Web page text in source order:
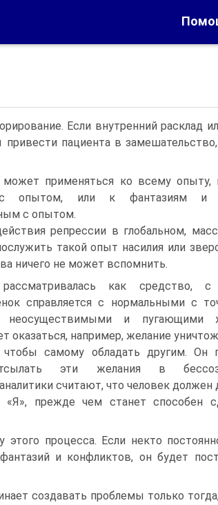
Если внутренний расклад
привести пациента в
может применяться ко всему опыту,
с опытом, или к фантазиям и
с опытом.
репрессии в глобальном,
такой опыт насилия или
ничего не может вспомнить.
рассматривалась как средство,
справляется с нормальными с
неосуществимыми и пугающими
оказаться, например, желание
чтобы самому обладать другим. Он
эти желания в
считают, что человек должен
«Я», прежде чем станет способен
процесса. Если некто
и конфликтов, он будет
создавать проблемы только